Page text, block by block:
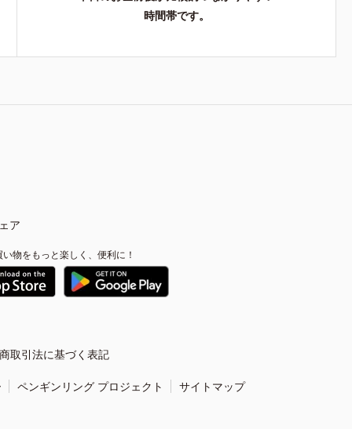
時間帯です。
ア
物をもっと楽しく、便利に！
取引法に基づく表記
ペンギンリング プロジェクト サイトマップ